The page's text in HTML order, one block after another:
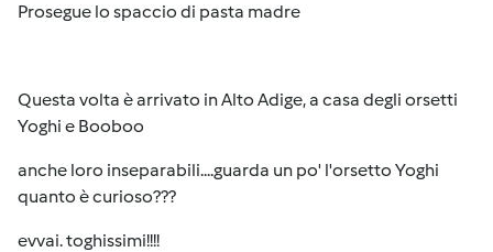
Prosegue lo spaccio di pasta madre
Questa volta è arrivato in Alto Adige, a casa degli orsetti
Yoghi e Booboo
anche loro inseparabili....guarda un po' l'orsetto Yoghi
quanto è curioso???
evvai. toghissimi!!!!